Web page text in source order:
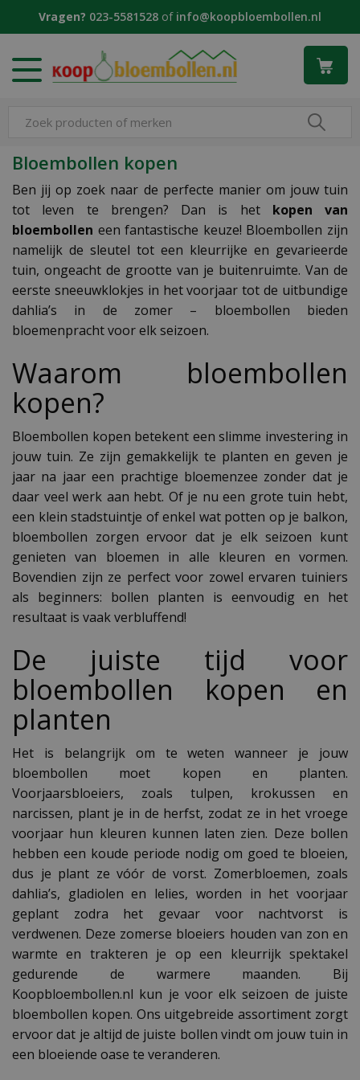
Vragen? 023-5581528 of info@koopbloembollen.nl
Bloembollen kopen
Ben jij op zoek naar de perfecte manier om jouw tuin
tot leven te brengen? Dan is het kopen van
bloembollen een fantastische keuze! Bloembollen zijn
namelijk de sleutel tot een kleurrijke en gevarieerde
tuin, ongeacht de grootte van je buitenruimte. Van de
eerste sneeuwklokjes in het voorjaar tot de uitbundige
dahlia’s in de zomer – bloembollen bieden
bloemenpracht voor elk seizoen.
Waarom bloembollen
kopen?
Bloembollen kopen betekent een slimme investering in
jouw tuin. Ze zijn gemakkelijk te planten en geven je
jaar na jaar een prachtige bloemenzee zonder dat je
daar veel werk aan hebt. Of je nu een grote tuin hebt,
een klein stadstuintje of enkel wat potten op je balkon,
bloembollen zorgen ervoor dat je elk seizoen kunt
genieten van bloemen in alle kleuren en vormen.
Bovendien zijn ze perfect voor zowel ervaren tuiniers
als beginners: bollen planten is eenvoudig en het
resultaat is vaak verbluffend!
De juiste tijd voor
bloembollen kopen en
planten
Het is belangrijk om te weten wanneer je jouw
bloembollen moet kopen en planten.
Voorjaarsbloeiers, zoals tulpen, krokussen en
narcissen, plant je in de herfst, zodat ze in het vroege
voorjaar hun kleuren kunnen laten zien. Deze bollen
hebben een koude periode nodig om goed te bloeien,
dus je plant ze vóór de vorst. Zomerbloemen, zoals
dahlia’s, gladiolen en lelies, worden in het voorjaar
geplant zodra het gevaar voor nachtvorst is
verdwenen. Deze zomerse bloeiers houden van zon en
warmte en trakteren je op een kleurrijk spektakel
gedurende de warmere maanden. Bij
Koopbloembollen.nl kun je voor elk seizoen de juiste
bloembollen kopen. Ons uitgebreide assortiment zorgt
ervoor dat je altijd de juiste bollen vindt om jouw tuin in
een bloeiende oase te veranderen.